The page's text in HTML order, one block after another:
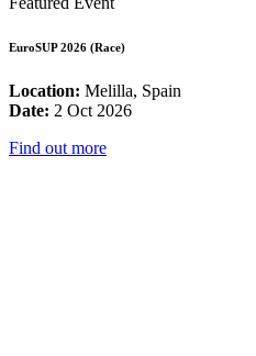
EuroSUP 2026 (Race)
Location: Melilla, Spain
Date: 2 Oct 2026
Find out more